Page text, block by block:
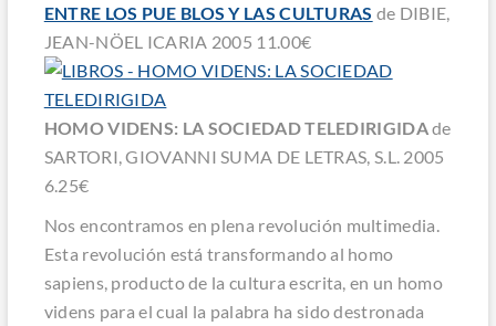
ENTRE LOS PUE BLOS Y LAS CULTURAS de DIBIE,
JEAN-NÖEL ICARIA 2005 11.00€
HOMO VIDENS: LA SOCIEDAD TELEDIRIGIDAde
SARTORI, GIOVANNI SUMA DE LETRAS, S.L. 2005
6.25€
Nos encontramos en plena revolución multimedia.
Esta revolución está transformando al homo
sapiens, producto de la cultura escrita, en un homo
videns para el cual la palabra ha sido destronada